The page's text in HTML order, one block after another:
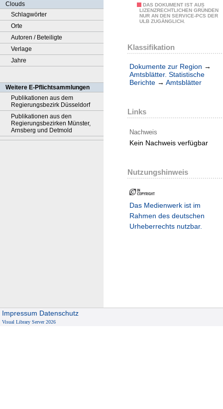
Clouds
Schlagwörter
Orte
Autoren / Beteiligte
Verlage
Jahre
Weitere E-Pflichtsammlungen
Publikationen aus dem
Regierungsbezirk Düsseldorf
Publikationen aus den
Regierungsbezirken Münster,
Arnsberg und Detmold
DAS DOKUMENT IST AUS
LIZENZRECHTLICHEN GRÜNDEN
NUR AN DEN SERVICE-PCS DER
ULB ZUGÄNGLICH.
Klassifikation
Dokumente zur Region →
Amtsblätter. Statistische
Berichte → Amtsblätter
Links
Nachweis
Kein Nachweis verfügbar
Nutzungshinweis
Das Medienwerk ist im
Rahmen des deutschen
Urheberrechts nutzbar.
Impressum Datenschutz
Visual Library Server 2026